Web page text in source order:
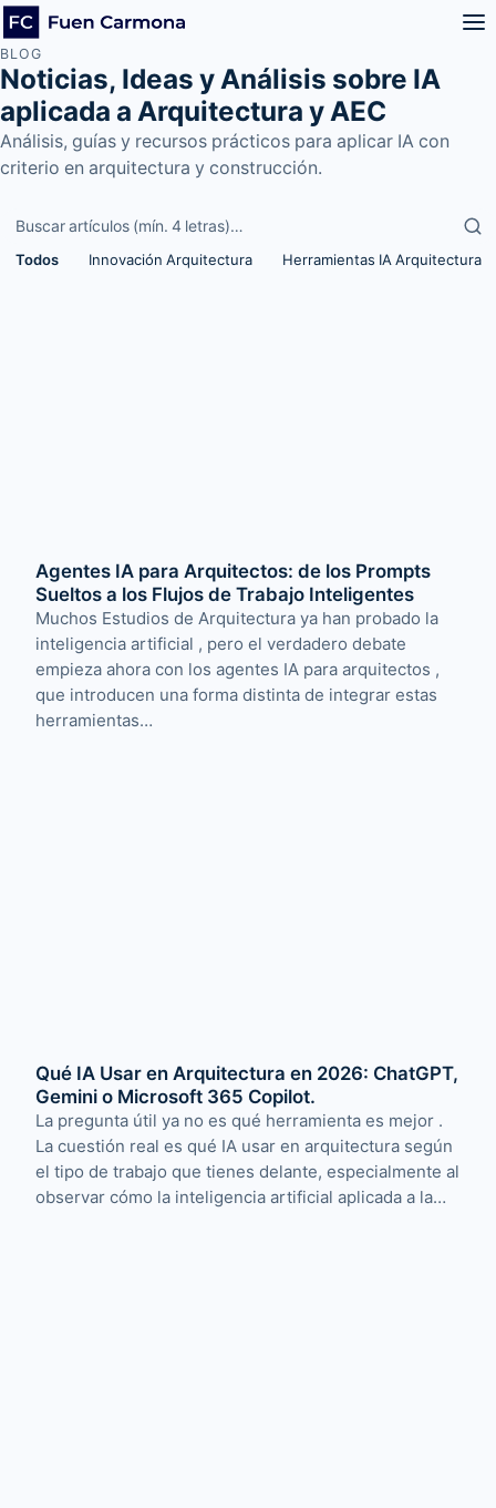
BLOG
Noticias, Ideas y Análisis sobre IA
aplicada a Arquitectura y AEC
Análisis, guías y recursos prácticos para aplicar IA con
criterio en arquitectura y construcción.
Buscar artículos
Todos Innovación Arquitectura Herramientas IA Arquitectura
Agentes IA para Arquitectos: de los Prompts
Sueltos a los Flujos de Trabajo Inteligentes
Muchos Estudios de Arquitectura ya han probado la
inteligencia artificial , pero el verdadero debate
empieza ahora con los agentes IA para arquitectos ,
que introducen una forma distinta de integrar estas
herramientas…
Qué IA Usar en Arquitectura en 2026: ChatGPT,
Gemini o Microsoft 365 Copilot.
La pregunta útil ya no es qué herramienta es mejor .
La cuestión real es qué IA usar en arquitectura según
el tipo de trabajo que tienes delante, especialmente al
observar cómo la inteligencia artificial aplicada a la…